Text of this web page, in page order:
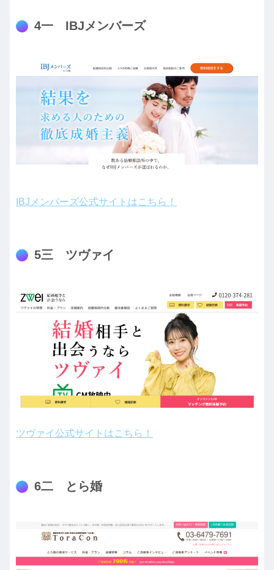
4一 IBJメンバーズ
IBJメンバーズ公式サイトはこちら！
5三 ツヴァイ
ツヴァイ公式サイトはこちら！
6二 とら婚